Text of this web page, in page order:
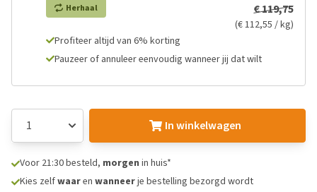
Herhaal € 119,75
(€ 112,55 / kg)
Profiteer altijd van 6% korting
Pauzeer of annuleer eenvoudig wanneer jij dat wilt
In winkelwagen
Voor 21:30 besteld, morgen in huis*
Kies zelfwaaren wanneerje bestelling bezorgd wordt